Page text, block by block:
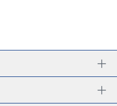
oder auch direkt am
Informationen pro
Irland, United Kingdom,